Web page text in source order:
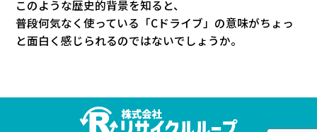
このような歴史的背景を知ると、
普段何気なく使っている「Cドライブ」の意味がちょっ
と面白く感じられるのではないでしょうか。